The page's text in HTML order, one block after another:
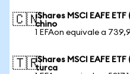
🇨🇳iShares MSCI EAFE
chino
1 EFAon equivale a
🇹🇷iShares MSCI EAFE
turca